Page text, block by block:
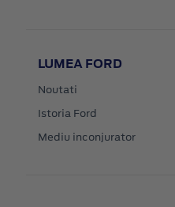
LUMEA FORD
Noutati
Istoria Ford
Mediu inconjurator